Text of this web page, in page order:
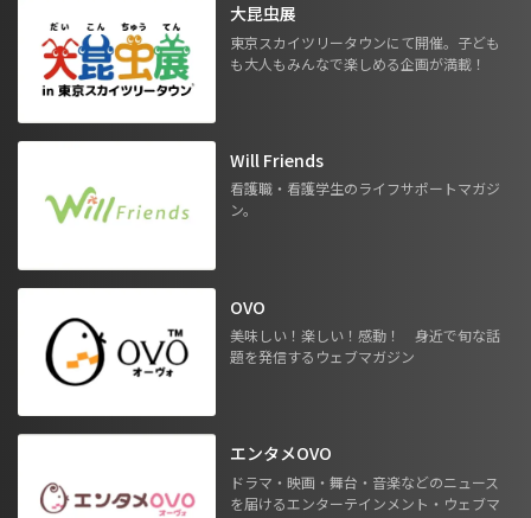
大昆虫展
東京スカイツリータウンにて開催。子ども
も大人もみんなで楽しめる企画が満載！
Will Friends
看護職・看護学生のライフサポートマガジ
ン。
OVO
美味しい！楽しい！感動！ 身近で旬な話
題を発信するウェブマガジン
エンタメOVO
ドラマ・映画・舞台・音楽などのニュース
を届けるエンターテインメント・ウェブマ